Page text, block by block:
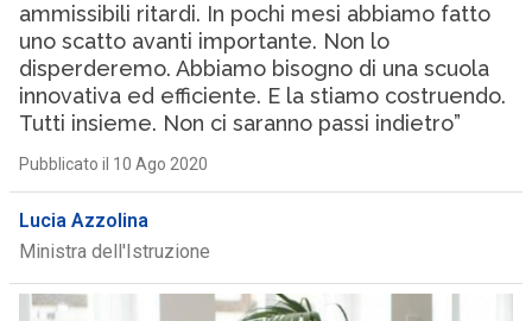
ammissibili ritardi. In pochi mesi abbiamo fatto
uno scatto avanti importante. Non lo
disperderemo. Abbiamo bisogno di una scuola
innovativa ed efficiente. E la stiamo costruendo.
Tutti insieme. Non ci saranno passi indietro”
Pubblicato il 10 Ago 2020
Lucia Azzolina
Ministra dell'Istruzione